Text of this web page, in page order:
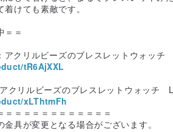
けても素敵です。
＝＝
アクリルビーズのブレスレットウォッ
tR6AjXXL
クリルビーズのブレスレットウォッチ
xLThtmFh
＝＝＝＝＝＝＝＝＝＝＝＝
金具が変更となる場合がございます。